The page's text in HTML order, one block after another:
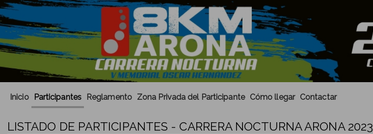
Inicio Participantes Reglamento Zona Privada del Participante Cómo llegar Contactar
LISTADO DE PARTICIPANTES - CARRERA NOCTURNA ARONA 2023